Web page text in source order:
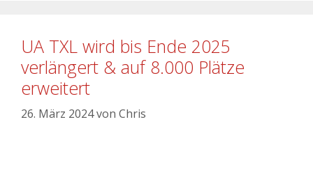
UA TXL wird bis Ende 2025
verlängert & auf 8.000 Plätze
erweitert
26. März 2024von Chris